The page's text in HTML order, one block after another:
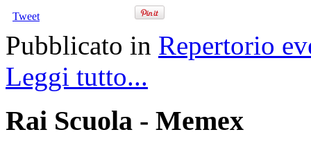
Tweet
Pubblicato in Repertorio
Leggi tutto...
Rai Scuola - Memex